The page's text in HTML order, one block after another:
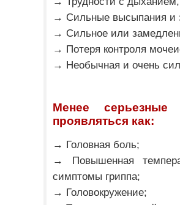
→ Сильные высыпания и
→ Сильное или
→ Потеря контроля
→ Необычная и очень
Менее
проявляться как:
→ Головная боль;
→ Повышенная
симптомы гриппа;
→ Головокружение;